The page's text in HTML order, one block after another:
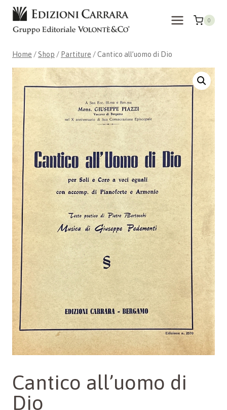
Skip
content
0
Home / Shop / Partiture /Cantico all’uomo di Dio
Cantico all’uomo di
Dio